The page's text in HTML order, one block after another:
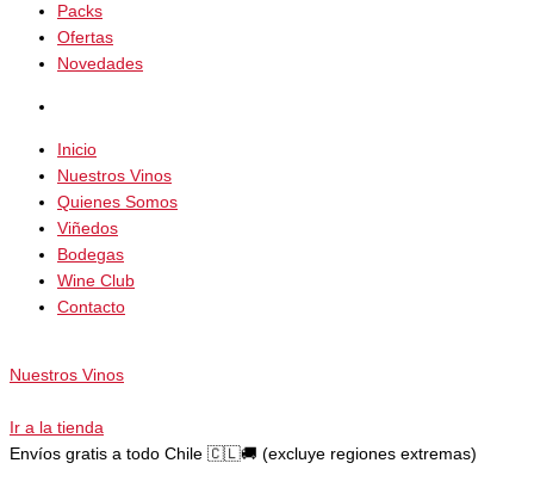
Packs
Ofertas
Novedades
Inicio
Nuestros Vinos
Quienes Somos
Viñedos
Bodegas
Wine Club
Contacto
Nuestros Vinos
Ir a la tienda
Envíos gratis a todo Chile 🇨🇱🚚 (excluye regiones extremas)